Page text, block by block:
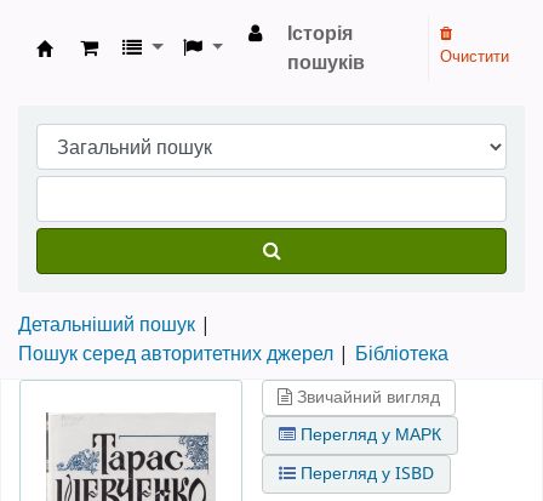
Бібліотека НТШ › Електронний каталог
Історія
пошуків
Очистити
Детальніший пошук
Пошук серед авторитетних джерел
Бібліотека
Звичайний вигляд
Перегляд у МАРК
Перегляд у ISBD